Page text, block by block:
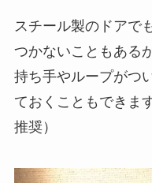
スチール製のドアで
つかないこともある
持ち手やループがつ
ておくこともできま
推奨）